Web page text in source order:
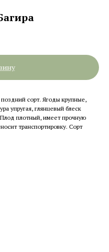
сорт. Ягоды крупные,
упругая, глянцевый блеск
Плод плотный, имеет прочную
транспортировку. Сорт